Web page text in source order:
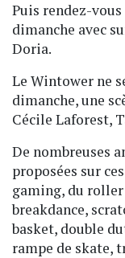
Puis rendez-
dimanche avec
Doria.
Le Wintower ne
dimanche, une
Cécile Laforest,
De nombreuses
proposées sur
gaming, du
breakdance,
basket, double
rampe de skate,